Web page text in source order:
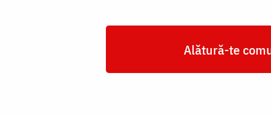
Alătură-te